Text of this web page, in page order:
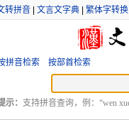
转拼音| 文言文字典| 繁体字转换
拼音检索 按部首检索
示： 支持拼音查询，例：“wen